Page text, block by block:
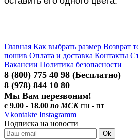
Главная Как выбрать размер Возврат
пошив Оплата и доставка Контакты
Вакансии Политика безопасности
8 (800) 775 40 98 (Бесплатно)
8 (978) 844 10 80
Мы Вам перезвоним!
с 9.00 - 18.00 по МСКпн - пт
Vkontakte Instagramm
Подписка на новости